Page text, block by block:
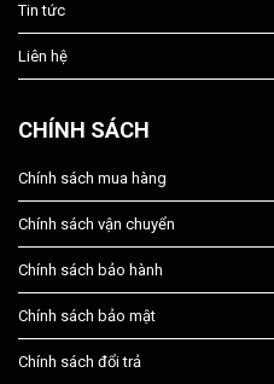
Tin tức
Liên hệ
CHÍNH SÁCH
Chính sách mua hàng
Chính sách vận chuyển
Chính sách bảo hành
Chính sách bảo mật
Chính sách đổi trả